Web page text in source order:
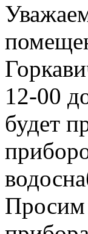
12-00
будет
Просим